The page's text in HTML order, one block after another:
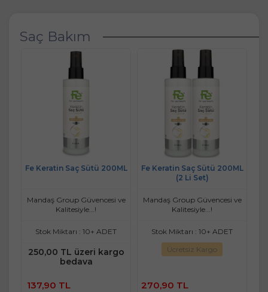
Saç Bakım
Fe Keratin Saç Sütü 200ML
Mandaş Group Güvencesi ve
Kalitesiyle...!
Stok Miktarı : 10+ ADET
250,00 TL üzeri kargo
bedava
137,90 TL
Fe Keratin Saç Sütü 200ML
(2 Li Set)
Mandaş Group Güvencesi ve
Kalitesiyle...!
Stok Miktarı : 10+ ADET
Ücretsiz Kargo
270,90 TL